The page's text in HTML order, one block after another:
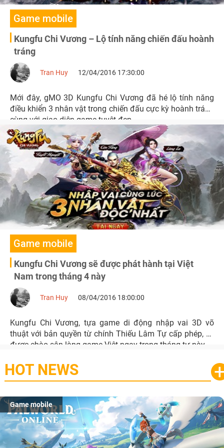
Game mobile
Kungfu Chi Vương – Lộ tính năng chiến đấu hoành
tráng
Tran Huy 12/04/2016 17:30:00
Mới đây, gMO 3D Kungfu Chi Vương đã hé lộ tính năng
điều khiển 3 nhân vật trong chiến đấu cực kỳ hoành tráng
cùng với giao diện game tuyệt đẹp.
Game mobile
Kungfu Chi Vương sẽ được phát hành tại Việt
Nam trong tháng 4 này
Tran Huy 08/04/2016 18:00:00
Kungfu Chi Vương, tựa game di động nhập vai 3D võ
thuật với bản quyền từ chính Thiếu Lâm Tự cấp phép, sẽ
được chào sân làng game Việt ngay trong tháng tư này.
HOT NEWS
Game mobile